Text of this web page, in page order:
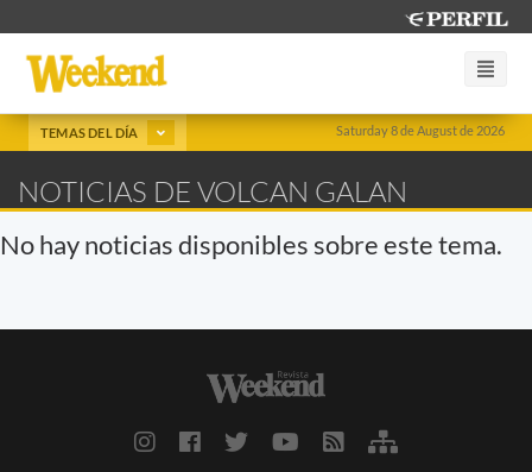
Saturday 8 de August de 2026
TEMAS DEL DÍA
NOTICIAS DE VOLCAN GALAN
No hay noticias disponibles sobre este tema.